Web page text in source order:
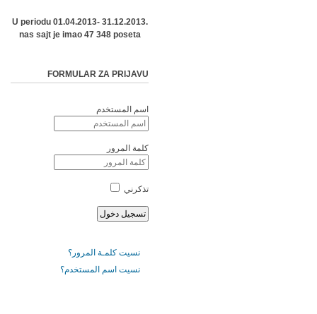
U periodu 01.04.2013- 31.12.2013.
nas sajt je imao 47 348 poseta
FORMULAR ZA PRIJAVU
اسم المستخدم
كلمة المرور
تذكرني
نسيت كلمـة المرور؟
نسيت اسم المستخدم؟